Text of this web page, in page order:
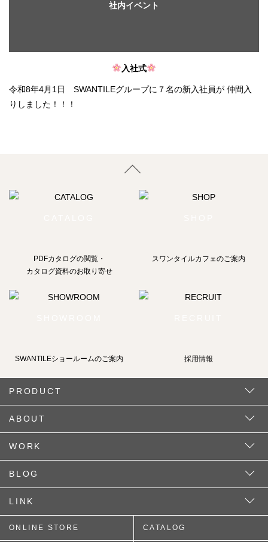
社内イベント
入社式
令和8年4月1日 SWANTILEグループに７名の新入社員が 仲間入
りしました！！！
PDFカタログの閲覧・
カタログ資料のお取り寄せ
スワンタイルカフェのご案内
SWANTILEショールームのご案内 採用情報
PRODUCT
ABOUT
WORK
BLOG
LINK
ONLINE STORE CATALOG